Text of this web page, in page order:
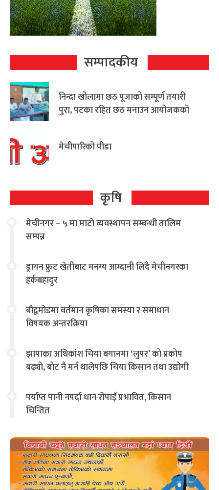
सम्पादकीय
निन्दा खोलामा छठ पूजाको सम्पूर्ण तयारी
पुरा, पटका रहित छठ मनाउन आयोजकको
मेचीपारिको पीडा
कृषि
मेचीनगर – ५ मा माटो व्यवस्थापन सम्बन्धी तालिम
सम्पन्न
ड्रागन फ्रुट खेतीबाट मनग्य आम्दानी लिँदै मेचीनगरका
हर्कबहादुर
बौद्वमोडमा वर्तमान कृषिका समस्या र समाधान
विषयक अन्तरक्रिया
झापाका अधिकांश चिया बगानमा ‘लुपर’ को प्रकोप
बढ्यो, बोट नै मर्न थालेपछि चिया किसान तथा उद्योगी
पर्याप्त पानी नपर्दा धान रोपाइँ प्रभावित, किसान
चिन्तित